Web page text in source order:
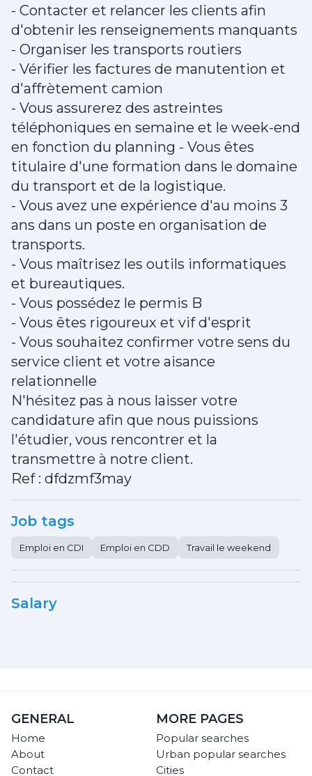
- Contacter et relancer les clients afin
d'obtenir les renseignements manquants
- Organiser les transports routiers
- Vérifier les factures de manutention et
d'affrètement camion
- Vous assurerez des astreintes
téléphoniques en semaine et le week-end
en fonction du planning - Vous êtes
titulaire d'une formation dans le domaine
du transport et de la logistique.
- Vous avez une expérience d'au moins 3
ans dans un poste en organisation de
transports.
- Vous maîtrisez les outils informatiques
et bureautiques.
- Vous possédez le permis B
- Vous êtes rigoureux et vif d'esprit
- Vous souhaitez confirmer votre sens du
service client et votre aisance
relationnelle
N'hésitez pas à nous laisser votre
candidature afin que nous puissions
l'étudier, vous rencontrer et la
transmettre à notre client.
Ref : dfdzmf3may
Job tags
Emploi en CDI Emploi en CDD Travail le weekend
Salary
GENERAL
Home
About
Contact
MORE PAGES
Popular searches
Urban popular searches
Cities